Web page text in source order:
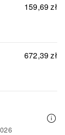
159,69 zł
672,39 zł